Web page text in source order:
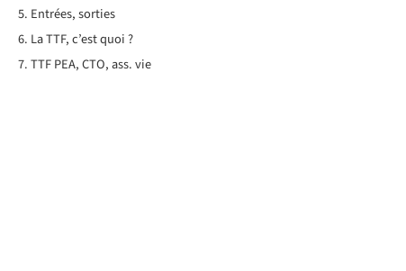
Entrées, sorties
La TTF, c’est quoi ?
TTF PEA, CTO, ass. vie